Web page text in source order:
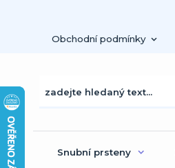
Obchodní podmínky
Snubní prsteny